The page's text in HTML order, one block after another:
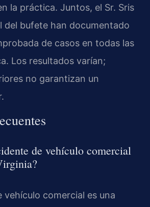
la práctica. Juntos, el Sr. Sris
del bufete han documentado
de casos en todas las
Los resultados varían;
no garantizan un
de vehículo comercial
vehículo comercial es una